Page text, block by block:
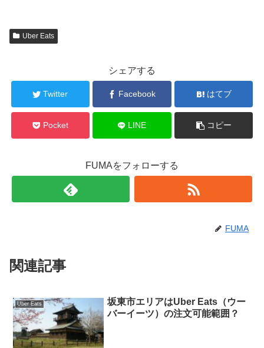
Uber Eats
シェアする
Twitter Facebook はてブ
Pocket LINE コピー
FUMAをフォローする
FUMA
関連記事
Uber Eats
坂東市エリアはUber Eats（ウー
バーイーツ）の注文可能範囲？